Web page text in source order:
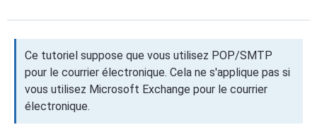
Ce tutoriel suppose que vous utilisez POP/SMTP
pour le courrier électronique. Cela ne s'applique pas si
vous utilisez Microsoft Exchange pour le courrier
électronique.